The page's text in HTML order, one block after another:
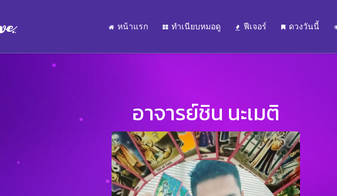
หน้าแรก ทำเนียบหมอดู ฟีเจอร์ ดวงวันนี้
อาจารย์ชิน นะเมติ